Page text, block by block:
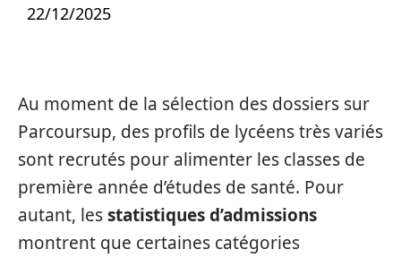
22/12/2025
Au moment de la sélection des dossiers sur
Parcoursup, des profils de lycéens très variés
sont recrutés pour alimenter les classes de
première année d’études de santé. Pour
autant, lesstatistiques d’admissions
montrent que certaines catégories